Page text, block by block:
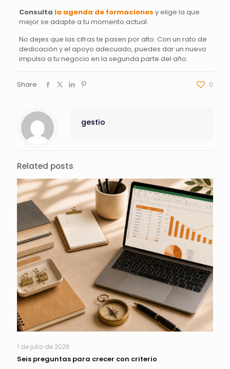
Consulta la agenda de formaciones y elige la que
mejor se adapte a tu momento actual.
No dejes que las cifras te pasen por alto. Con un rato de
dedicación y el apoyo adecuado, puedes dar un nuevo
impulso a tu negocio en la segunda parte del año.
Share 0
gestio
Related posts
1 de julio de 2026
Seis preguntas para crecer con criterio